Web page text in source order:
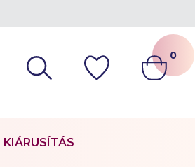
0
KIÁRUSÍTÁS